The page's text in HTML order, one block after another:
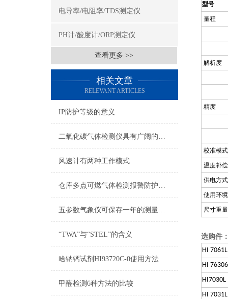
电导率/电阻率/TDS测定仪
PH计/酸度计/ORP测定仪
查看更多 >>
相关文章
RELEVANT ARTICLES
IP防护等级的意义
二氧化碳气体检测仪具有广阔的应用市场
风速计有两种工作模式
仓库多点可燃气体检测报警防护解决方案
五参数气象仪可保存一年的测量数据
“TWA”与“STEL”的含义
哈钠钙试剂HI93720C-0使用方法
甲醛检测6种方法的比较
型号
量程
解析度
精度
校准模式
温度补偿
供电方式
使用环境
尺寸重量
选购件
HI 7061L
HI 76306
HI7030L
HI 7031L